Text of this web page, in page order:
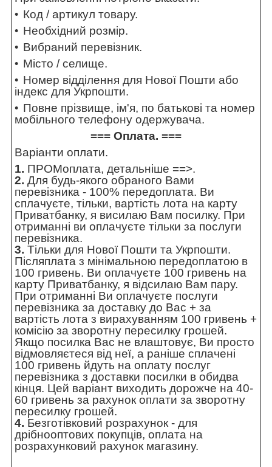
Код / артикул товару.
Необхідний розмір.
Вибраний перевізник.
Місто / селище.
Номер відділення для Нової Пошти або
індекс для Укрпошти.
Повне прізвище, ім'я, по батькові та номер
мобільного телефону одержувача.
=== Оплата. ===
Варіанти оплати.
1. ПРОМоплата, детальніше ==>.
2. Для будь-якого обраного Вами
перевізника - 100% передоплата. Ви
сплачуєте, тільки, вартість лота на карту
Приватбанку, я висилаю Вам посилку. При
отриманні ви оплачуєте тільки за послуги
перевізника.
3. Тільки для Нової Пошти та Укрпошти.
Післяплата з мінімальною передоплатою в
100 гривень. Ви оплачуєте 100 гривень на
карту Приватбанку, я відсилаю Вам пару.
При отриманні Ви оплачуєте послуги
перевізника за доставку до Вас + за
вартість лота з вирахуванням 100 гривень +
комісію за зворотну пересилку грошей.
Якщо посилка Вас не влаштовує, Ви просто
відмовляєтеся від неї, а раніше сплачені
100 гривень йдуть на оплату послуг
перевізника з доставки посилки в обидва
кінця. Цей варіант виходить дорожче на 40-
60 гривень за рахунок оплати за зворотну
пересилку грошей.
4. Безготівковий розрахунок - для
дрібнооптових покупців, оплата на
розрахунковий рахунок магазину.